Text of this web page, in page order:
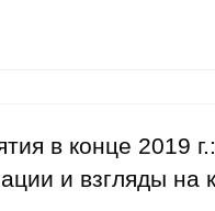
в конце 2019
и взгляды